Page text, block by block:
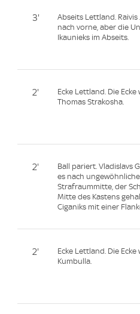
3'
Abseits Lettland.
nach vorne, aber die
Ikaunieks im Abseits.
2'
Ecke Lettland. Die
Thomas Strakosha.
2'
Ball pariert. Vladislavs
es nach
Strafraummitte, der
Mitte des Kastens
Ciganiks mit einer
2'
Ecke Lettland. Die
Kumbulla.